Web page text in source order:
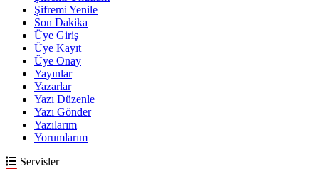
Şifremi Yenile
Son Dakika
Üye Giriş
Üye Kayıt
Üye Onay
Yayınlar
Yazarlar
Yazı Düzenle
Yazı Gönder
Yazılarım
Yorumlarım
Servisler